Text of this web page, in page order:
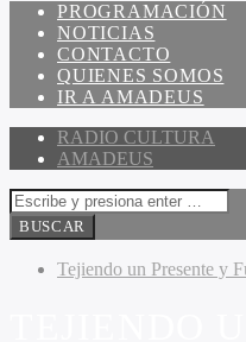
PROGRAMACIÓN
NOTICIAS
CONTACTO
QUIENES SOMOS
IR A AMADEUS
RADIO CULTURA
AMADEUS
Tejiendo un Presente y